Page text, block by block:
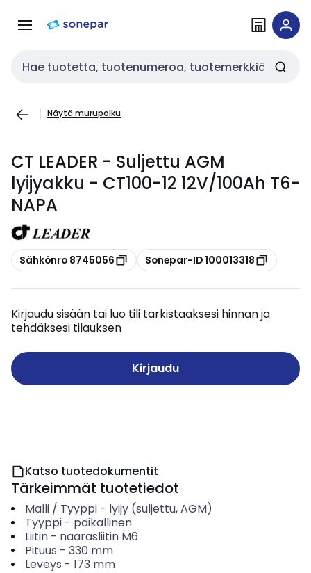
navigointiinsisältöön
Haku
Näytä murupolku
CT LEADER - Suljettu AGM
lyijyakku - CT100-12 12V/100Ah T6-
NAPA
Kopioi
Sähkönro 8745056 Kopioi
Sonepar-ID 100013318
Kirjaudu sisään tai luo tili tarkistaaksesi hinnan ja
tehdäksesi tilauksen
Kirjaudu
Katso tuotedokumentit
Tärkeimmät tuotetiedot
Malli / Tyyppi- lyijy (suljettu, AGM)
Tyyppi- paikallinen
Liitin- naarasliitin M6
Pituus - 330 mm
Leveys - 173 mm